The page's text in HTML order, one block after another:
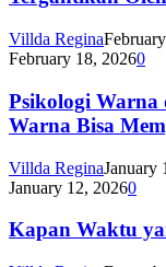
Villda Regina
February 18, 20260
Psikologi
Warna Bisa
Villda ReginaJanuary
January 12, 20260
Kapan Waktu